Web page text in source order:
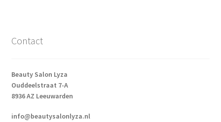
Contact
Beauty Salon Lyza
Ouddeelstraat 7-A
8936 AZ Leeuwarden
info@beautysalonlyza.nl